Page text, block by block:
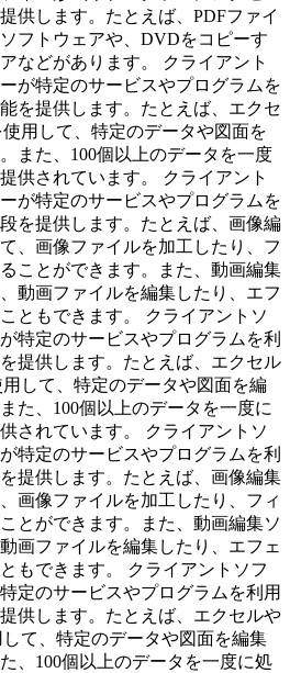
供します。たとえば、PDFファイ
フトウェアや、DVDをコピーす
などがあります。 クライアント
が特定のサービスやプログラムを
を提供します。たとえば、エクセ
用して、特定のデータや図面を
また、100個以上のデータを一度
供されています。 クライアント
が特定のサービスやプログラムを
を提供します。たとえば、画像編
、画像ファイルを加工したり、フ
ことができます。また、動画編集
動画ファイルを編集したり、エフ
ともできます。 クライアントソ
特定のサービスやプログラムを利
提供します。たとえば、エクセル
して、特定のデータや図面を編
た、100個以上のデータを一度に
されています。 クライアントソ
特定のサービスやプログラムを利
提供します。たとえば、画像編集
画像ファイルを加工したり、フィ
とができます。また、動画編集ソ
画ファイルを編集したり、エフェ
もできます。 クライアントソフ
定のサービスやプログラムを利用
供します。たとえば、エクセルや
て、特定のデータや図面を編集
、100個以上のデータを一度に処